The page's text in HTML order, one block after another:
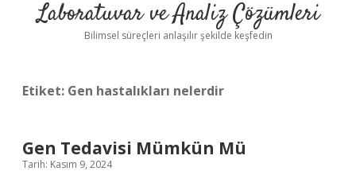
Yasal Uyarı
Laboratuvar ve Analiz Çözümleri
Bilimsel süreçleri anlaşılır şekilde keşfedin
Etiket: Gen hastalıkları nelerdir
Gen Tedavisi Mümkün Mü
Tarih: Kasım 9, 2024